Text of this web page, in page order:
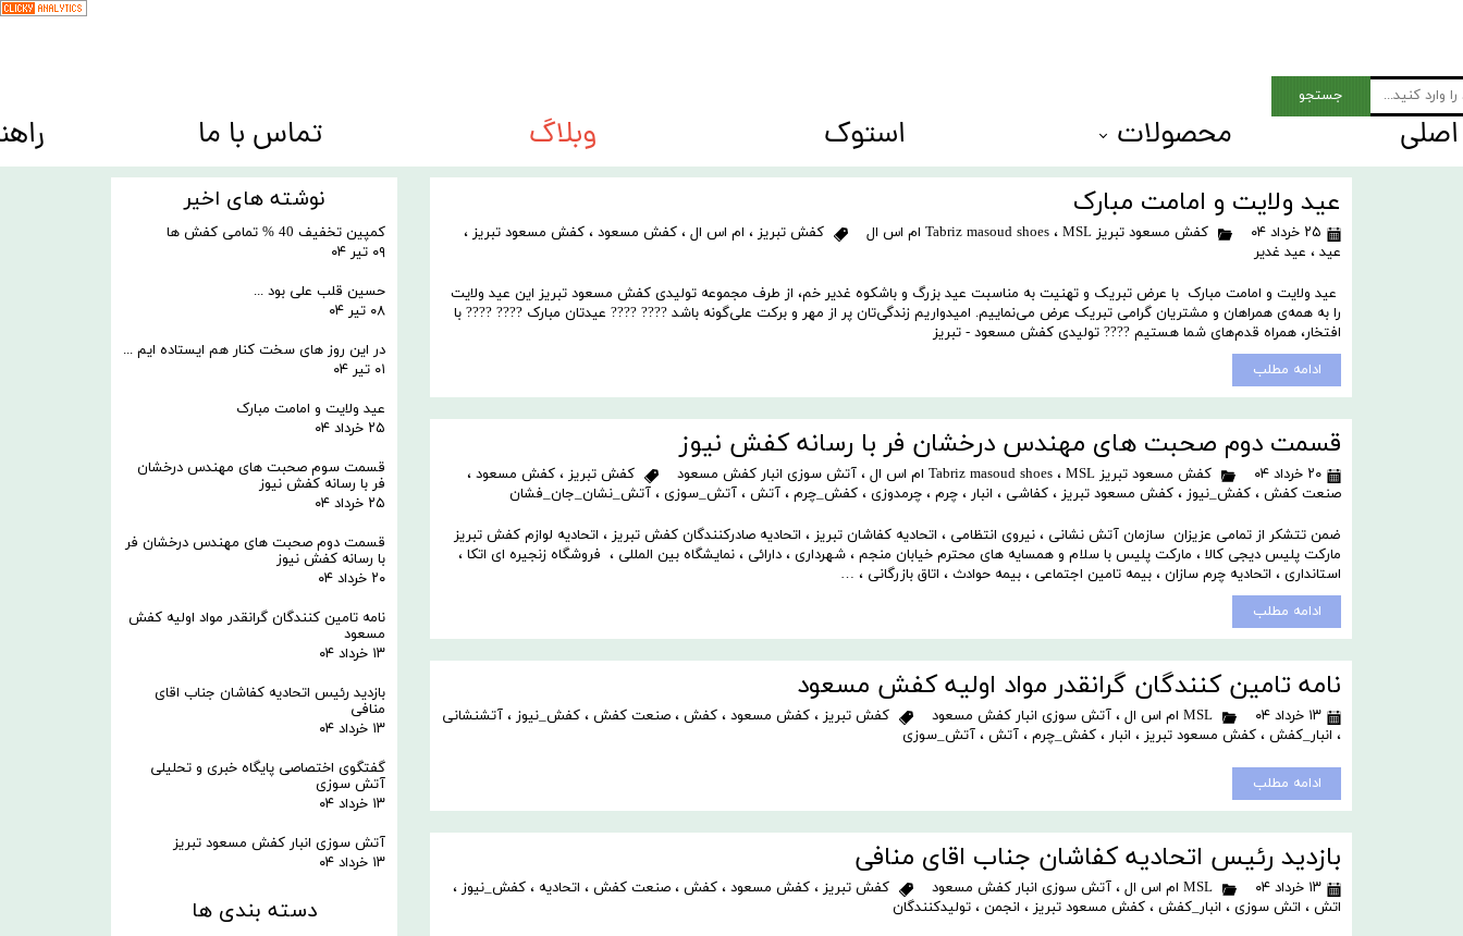
محصولات استوک وبلاگ تماس با ما
جستجو
عید ولایت و امامت مبارک
۲۵ خرداد ۰۴ کفش مسعود تبریز Tabriz masoud shoes ، MSL ام اس ال کفش تبریز ، ام اس ال ، کفش مسعود ، کفش مسعود تبریز ،
عید ، عید غدیر
عید ولایت و امامت مبارک با عرض تبریک و تهنیت به مناسبت عید بزرگ و باشکوه غدیر خم، از طرف مجموعه تولیدی کفش مسعود تبریز این عید ولایت
را به همه‌ی همراهان و مشتریان گرامی تبریک عرض می‌نماییم. امیدواریم زندگی‌تان پر از مهر و برکت علی‌گونه باشد ???? ???? عیدتان مبارک ???? ???? با
افتخار، همراه قدم‌های شما هستیم ???? تولیدی کفش مسعود - تبریز
ادامه مطلب
قسمت دوم صحبت های مهندس درخشان فر با رسانه کفش نیوز
۲۰ خرداد ۰۴ کفش مسعود تبریز Tabriz masoud shoes ، MSL ام اس ال ، آتش سوزی انبار کفش مسعود کفش تبریز ، کفش مسعود ،
صنعت کفش ، کفش_نیوز ، کفش مسعود تبریز ، کفاشی ، انبار ، چرم ، چرمدوزی ، کفش_چرم ، آتش ، آتش_سوزی ، آتش_نشان_جان_فشان
ضمن تتشکر از تمامی عزیزان سازمان آتش نشانی ، نیروی انتظامی ، اتحادیه کفاشان تبریز ، اتحادیه صادرکنندگان کفش تبریز ، اتحادیه لوازم کفش تبریز
مارکت پلیس دیجی کالا ، مارکت پلیس با سلام و همسایه های محترم خیابان منجم ، شهرداری ، دارائی ، نمایشگاه بین المللی ، فروشگاه زنجیره ای اتکا ،
استانداری ، اتحادیه چرم سازان ، بیمه تامین اجتماعی ، بیمه حوادث ، اتاق بازرگانی ، …
ادامه مطلب
نامه تامین کنندگان گرانقدر مواد اولیه کفش مسعود
۱۳ خرداد ۰۴ MSL ام اس ال ، آتش سوزی انبار کفش مسعود کفش تبریز ، کفش مسعود ، کفش ، صنعت کفش ، کفش_نیوز ، آتشنشانی
، انبار_کفش ، کفش مسعود تبریز ، انبار ، کفش_چرم ، آتش ، آتش_سوزی
ادامه مطلب
بازدید رئیس اتحادیه کفاشان جناب اقای منافی
۱۳ خرداد ۰۴ MSL ام اس ال ، آتش سوزی انبار کفش مسعود کفش تبریز ، کفش مسعود ، کفش ، صنعت کفش ، اتحادیه ، کفش_نیوز ،
اتش ، اتش سوزی ، انبار_کفش ، کفش مسعود تبریز ، انجمن ، تولیدکنندگان
نوشته های اخیر
کمپین تخفیف 40 % تمامی کفش ها
۰۹ تیر ۰۴
حسین قلب علی بود ...
۰۸ تیر ۰۴
در این روز های سخت کنار هم ایستاده ایم ...
۰۱ تیر ۰۴
عید ولایت و امامت مبارک
۲۵ خرداد ۰۴
قسمت سوم صحبت های مهندس درخشان
فر با رسانه کفش نیوز
۲۵ خرداد ۰۴
قسمت دوم صحبت های مهندس درخشان فر
با رسانه کفش نیوز
۲۰ خرداد ۰۴
نامه تامین کنندگان گرانقدر مواد اولیه کفش
مسعود
۱۳ خرداد ۰۴
بازدید رئیس اتحادیه کفاشان جناب اقای
منافی
۱۳ خرداد ۰۴
گفتگوی اختصاصی پایگاه خبری و تحلیلی
آتش سوزی
۱۳ خرداد ۰۴
آتش سوزی انبار کفش مسعود تبریز
۱۳ خرداد ۰۴
دسته بندی ها